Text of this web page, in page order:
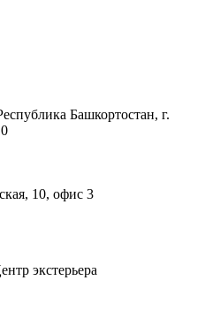
Башкортостан, г.
10, офис 3
экстерьера